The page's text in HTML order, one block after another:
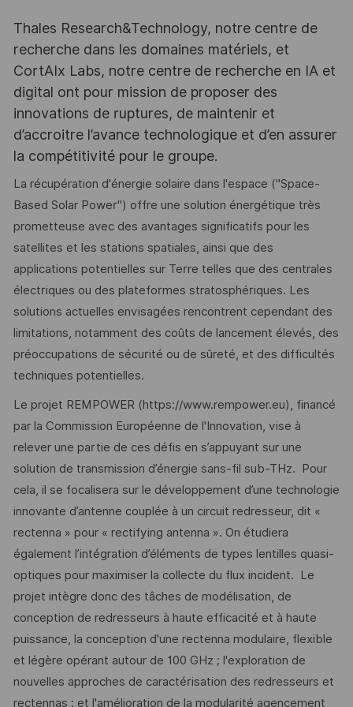
Thales Research&Technology, notre centre de
recherche dans les domaines matériels, et
CortAIx Labs, notre centre de recherche en IA et
digital ont pour mission de proposer des
innovations de ruptures, de maintenir et
d’accroitre l’avance technologique et d’en assurer
la compétitivité pour le groupe.
La récupération d'énergie solaire dans l'espace ("Space-
Based Solar Power") offre une solution énergétique très
prometteuse avec des avantages significatifs pour les
satellites et les stations spatiales, ainsi que des
applications potentielles sur Terre telles que des centrales
électriques ou des plateformes stratosphériques. Les
solutions actuelles envisagées rencontrent cependant des
limitations, notamment des coûts de lancement élevés, des
préoccupations de sécurité ou de sûreté, et des difficultés
techniques potentielles.
Le projet REMPOWER (https://www.rempower.eu), financé
par la Commission Européenne de l'Innovation, vise à
relever une partie de ces défis en s’appuyant sur une
solution de transmission d’énergie sans-fil sub-THz. Pour
cela, il se focalisera sur le développement d’une technologie
innovante d’antenne couplée à un circuit redresseur, dit «
rectenna » pour « rectifying antenna ». On étudiera
également l’intégration d’éléments de types lentilles quasi-
optiques pour maximiser la collecte du flux incident. Le
projet intègre donc des tâches de modélisation, de
conception de redresseurs à haute efficacité et à haute
puissance, la conception d'une rectenna modulaire, flexible
et légère opérant autour de 100 GHz ; l'exploration de
nouvelles approches de caractérisation des redresseurs et
rectennas ; et l'amélioration de la modularité agencement